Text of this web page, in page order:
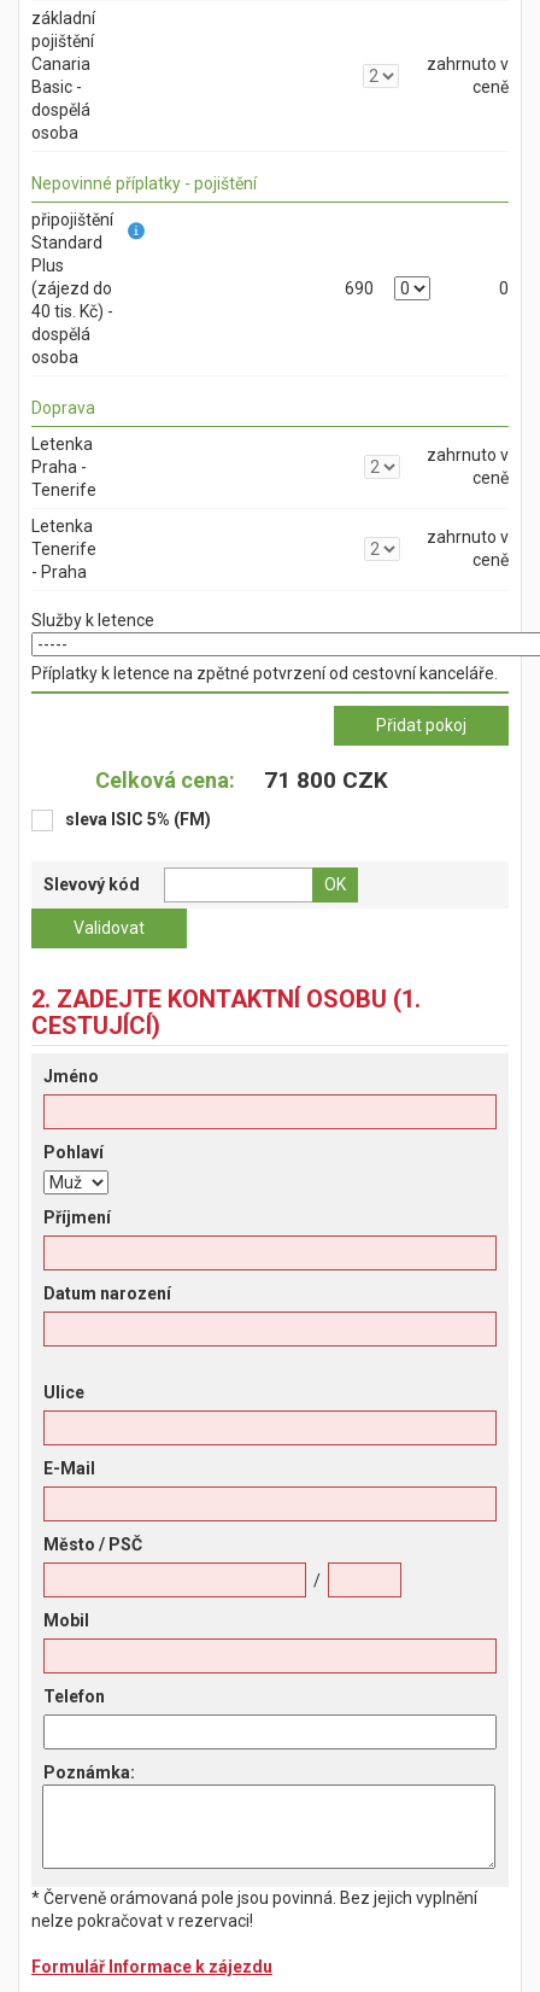
základní
pojištění
Canaria
Basic -
dospělá
osoba
zahrnuto v
ceně
Nepovinné příplatky - pojištění
připojištění
Standard
Plus
(zájezd do
40 tis. Kč) -
dospělá
osoba
690 0
Doprava
Letenka
Praha -
Tenerife
zahrnuto v
ceně
Letenka
Tenerife
- Praha
zahrnuto v
ceně
Služby k letence
Příplatky k letence na zpětné potvrzení od cestovní kanceláře.
Celková cena: 71 800 CZK
sleva ISIC 5% (FM)
Slevový kód
2. ZADEJTE KONTAKTNÍ OSOBU (1.
CESTUJÍCÍ)
Jméno
Pohlaví
Příjmení
Datum narození
Ulice
E-Mail
Město / PSČ
/
Mobil
Telefon
Poznámka:
* Červeně orámovaná pole jsou povinná. Bez jejich vyplnění
nelze pokračovat v rezervaci!
Formulář Informace k zájezdu